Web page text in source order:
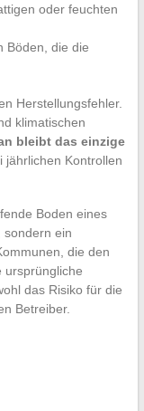
oder feuchten
Böden, die die
Herstellungsfehler.
klimatischen
bleibt das einzige
jährlichen Kontrollen
Boden eines
sondern ein
die den
ursprüngliche
das Risiko für die
Betreiber.